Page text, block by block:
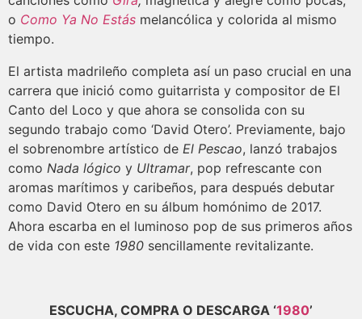
o Como Ya No Estás melancólica y colorida al mismo
tiempo.
El artista madrileño completa así un paso crucial en una
carrera que inició como guitarrista y compositor de El
Canto del Loco y que ahora se consolida con su
segundo trabajo como ‘David Otero’. Previamente, bajo
el sobrenombre artístico de El Pescao, lanzó trabajos
como Nada lógico y Ultramar, pop refrescante con
aromas marítimos y caribeños, para después debutar
como David Otero en su álbum homónimo de 2017.
Ahora escarba en el luminoso pop de sus primeros años
de vida con este 1980 sencillamente revitalizante.
ESCUCHA, COMPRA O DESCARGA ‘1980’